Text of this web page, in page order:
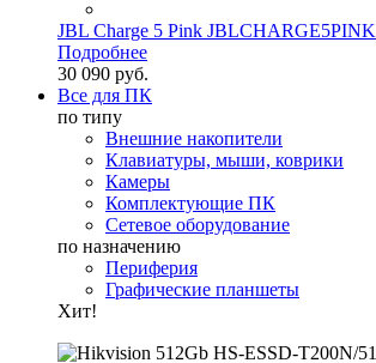
JBL Charge 5 Pink JBLCHARGE5PINK
Подробнее
30 090 руб.
Все для ПК
по типу
Внешние накопители
Клавиатуры, мыши, коврики
Камеры
Комплектующие ПК
Сетевое оборудование
по назначению
Периферия
Графические планшеты
Хит!